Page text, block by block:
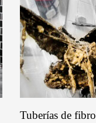
Tuberías de